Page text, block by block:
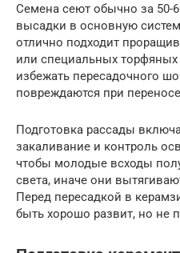
Семена сеют обычно за 50-
высадки в основную
отлично подходит
или специальных торфяных
избежать пересадочного
повреждаются при
Подготовка рассады
закаливание и контроль
чтобы молодые всходы
света, иначе они
Перед пересадкой в
быть хорошо развит, но не